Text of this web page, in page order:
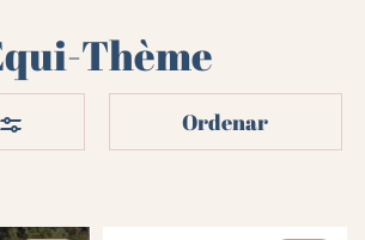
Thème
Filtros Ordenar